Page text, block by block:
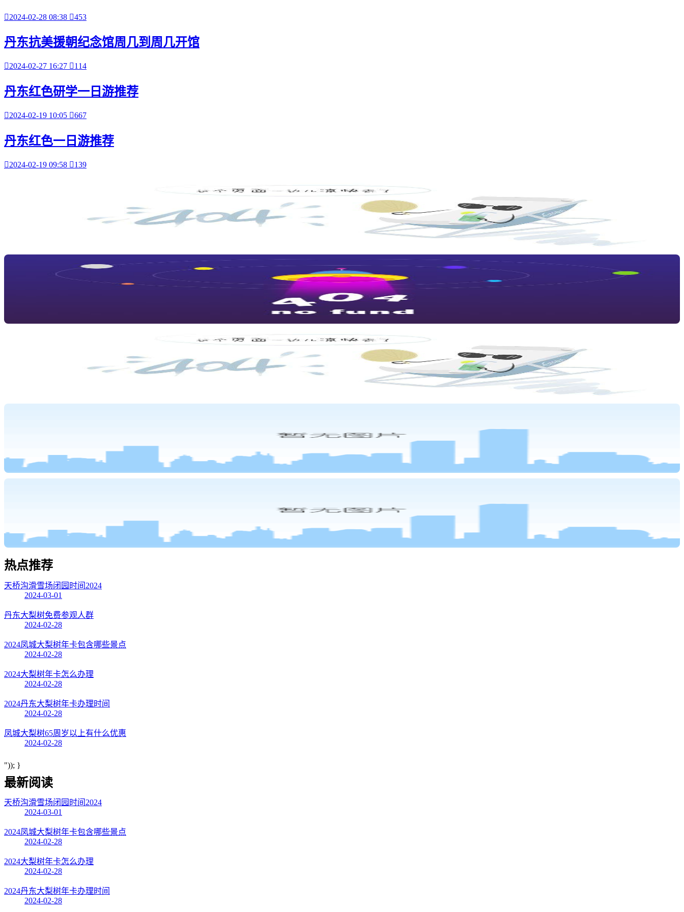
2024-02-28 08:38 453
丹东抗美援朝纪念馆周几到周几开馆
2024-02-27 16:27 114
丹东红色研学一日游推荐
2024-02-19 10:05 667
丹东红色一日游推荐
2024-02-19 09:58 139
热点推荐
天桥沟滑雪场闭园时间2024
2024-03-01
丹东大梨树免费参观人群
2024-02-28
2024凤城大梨树年卡包含哪些景点
2024-02-28
2024大梨树年卡怎么办理
2024-02-28
2024丹东大梨树年卡办理时间
2024-02-28
凤城大梨树65周岁以上有什么优惠
2024-02-28
")); }
最新阅读
天桥沟滑雪场闭园时间2024
2024-03-01
2024凤城大梨树年卡包含哪些景点
2024-02-28
2024大梨树年卡怎么办理
2024-02-28
2024丹东大梨树年卡办理时间
2024-02-28